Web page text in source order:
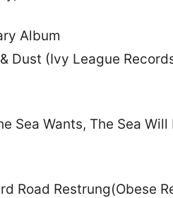
Album
Dust (Ivy League
Sea Wants, The Sea
Road Restrung(Obese